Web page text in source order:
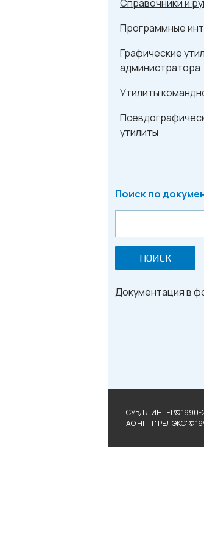
Справочники и
Программные
Графические
администратора
Утилиты
утилиты
Поиск по
ПОИСК
Документация в
СУБД ЛИНТЕР© 1990-
АО НПП "РЕЛЭКС"©